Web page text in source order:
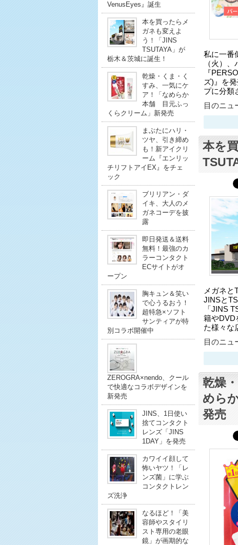
VenusEyes』誕生
本を買ったらメ
ガネも変えよ
う！「JINS
TSUTAYA」が
栃木＆茨城に誕生！
乾燥・くま・く
すみ、一気にケ
ア！「なめらか
本舗 目元ふっ
くらクリーム」新発売
まぶたにハリ・
ツヤ、引き締め
も！新アイクリ
ーム『エンリッ
チリフトアイEX』をチェ
ック
ブリリアン・ダ
イキ、大人のメ
ガネコーデを披
露
即日発送＆送料
無料！最強のカ
ラーコンタクト
ECサイトがオ
ープン
胸キュン＆笑い
で心うるおう！
超特急×ソフト
サンティアが特
別コラボ開催中
ZEROGRA×nendo、クール
で快適なコラボデザインを
新発売
JINS、1日使い
捨てコンタクト
レンズ「JINS
1DAY」を発売
カワイイ顔して
怖いヤツ！「レ
ンズ菌」に学ぶ
コンタクトレン
ズ洗浄
なるほど！「美
容師やスタイリ
スト専用の老眼
鏡」が画期的な
私に一番
（火）
『
ズ)』を
プに分類
目のニュ
本を
メガネと
JINSと
「JINS
籍やDVD
た様々な
目のニュ
乾燥
めら
発売